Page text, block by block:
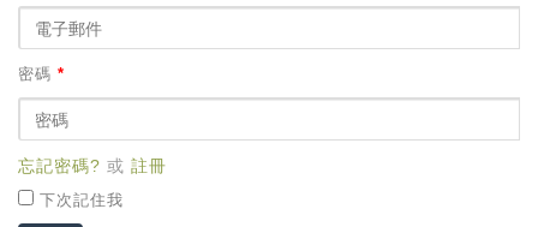
密碼 *
忘記密碼? 或 註冊
下次記住我